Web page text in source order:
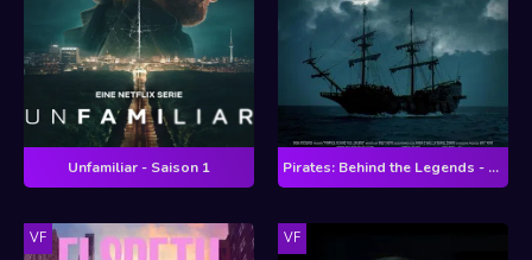
Unfamiliar - Saison 1 Pirates: Behind the Legends - Saison 1
VF VF